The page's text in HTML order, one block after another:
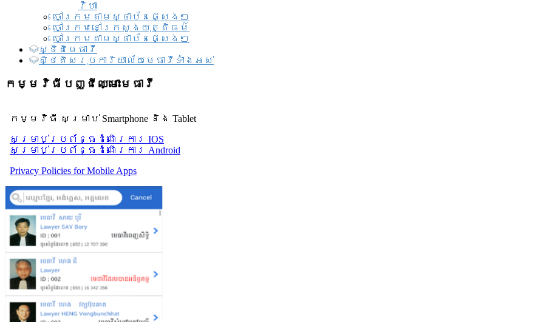
វិហា
ចៅក្រមតាមស្ថាប័នផ្សេងៗ
ចៅក្រមនៅក្រសួងយុត្តិធម៌
ចៅក្រមតាមស្ថាប័នផ្សេងៗ
ស្ថិតិមេធាវី
សិ្ថតិសរុបការិយាល័យមេធាវីទាំងអស់​
កម្មវិធីបញ្ជីឈ្មោះមេធាវី
កម្មវិធី សម្រាប់ Smartphone និង Tablet
សម្រាប់​ប្រព័ន្ធដំណើរការ IOS
សម្រាប់​ប្រព័ន្ធដំណើរការ Android
Privacy Policies for Mobile Apps